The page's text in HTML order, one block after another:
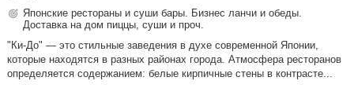
Японские рестораны и суши бары. Бизнес ланчи и обеды.
Доставка на дом пиццы, суши и проч.
"Ки-До" — это стильные заведения в духе современной Японии,
которые находятся в разных районах города. Атмосфера ресторанов
определяется содержанием: белые кирпичные стены в контрасте...